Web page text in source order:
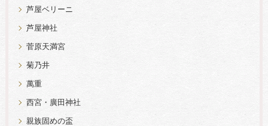
芦屋ベリーニ
芦屋神社
菅原天満宮
菊乃井
萬重
西宮・廣田神社
親族固めの盃